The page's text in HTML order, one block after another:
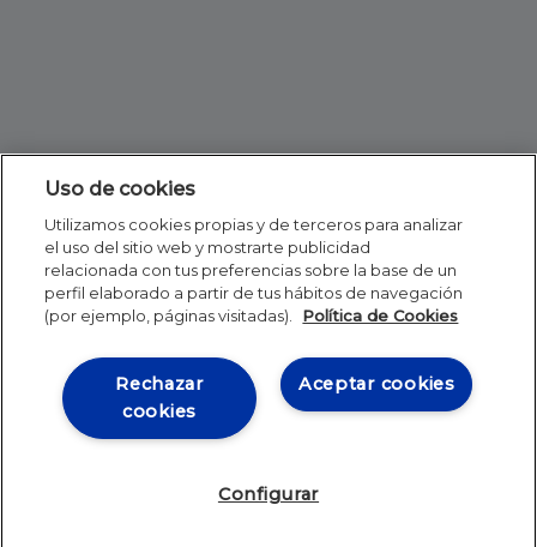
Uso de cookies
Utilizamos cookies propias y de terceros para analizar
el uso del sitio web y mostrarte publicidad
relacionada con tus preferencias sobre la base de un
perfil elaborado a partir de tus hábitos de navegación
(por ejemplo, páginas visitadas).
Política de Cookies
Aceptar cookies
Rechazar
cookies
Configurar